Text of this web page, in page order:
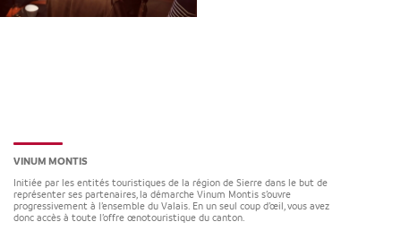
VINUM MONTIS
Initiée par les entités touristiques de la région de Sierre dans le but de
représenter ses partenaires, la démarche Vinum Montis s’ouvre
progressivement à l’ensemble du Valais. En un seul coup d’œil, vous avez
donc accès à toute l’offre œnotouristique du canton.